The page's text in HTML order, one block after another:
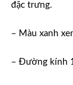
đặc trưng.
– Màu xanh
– Đường kính